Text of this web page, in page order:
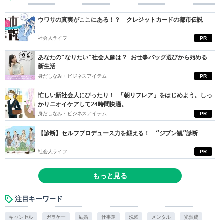
PR
ウワサの真実がここにある！？ クレジットカードの都市伝説
社会人ライフ
PR
あなたの“なりたい”社会人像は？ お仕事バッグ選びから始める
新生活
身だしなみ・ビジネスアイテム
PR
忙しい新社会人にぴったり！ 「朝リフレア」をはじめよう。しっ
かりニオイケアして24時間快適。
身だしなみ・ビジネスアイテム
PR
【診断】セルフプロデュース力を鍛える！ “ジブン観”診断
社会人ライフ
もっと見る
注目キーワード
キャンセル ガラケー 結婚 仕事運 洗濯 メンタル 光熱費